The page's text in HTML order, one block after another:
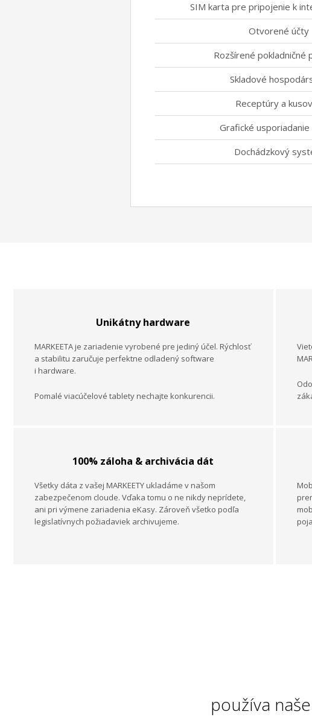
SIM karta pre pripojenie k
Otvorené účty
Rozšírené pokladničné
Skladové
Receptúry a
Grafické
Dochádzkový
Unikátny hardware
MARKEETA je zariadenie vyrobené pre jediný účel. Rýchlosť
a stabilitu zaručuje perfektne odladený software
i hardware.
Pomalé viacúčelové tablety nechajte konkurencii.
100% záloha & archivácia dát
Všetky dáta z vašej MARKEETY ukladáme v našom
zabezpečenom cloude. Vďaka tomu o ne nikdy neprídete,
ani pri výmene zariadenia eKasy. Zároveň všetko podľa
legislatívnych požiadaviek archivujeme.
používa